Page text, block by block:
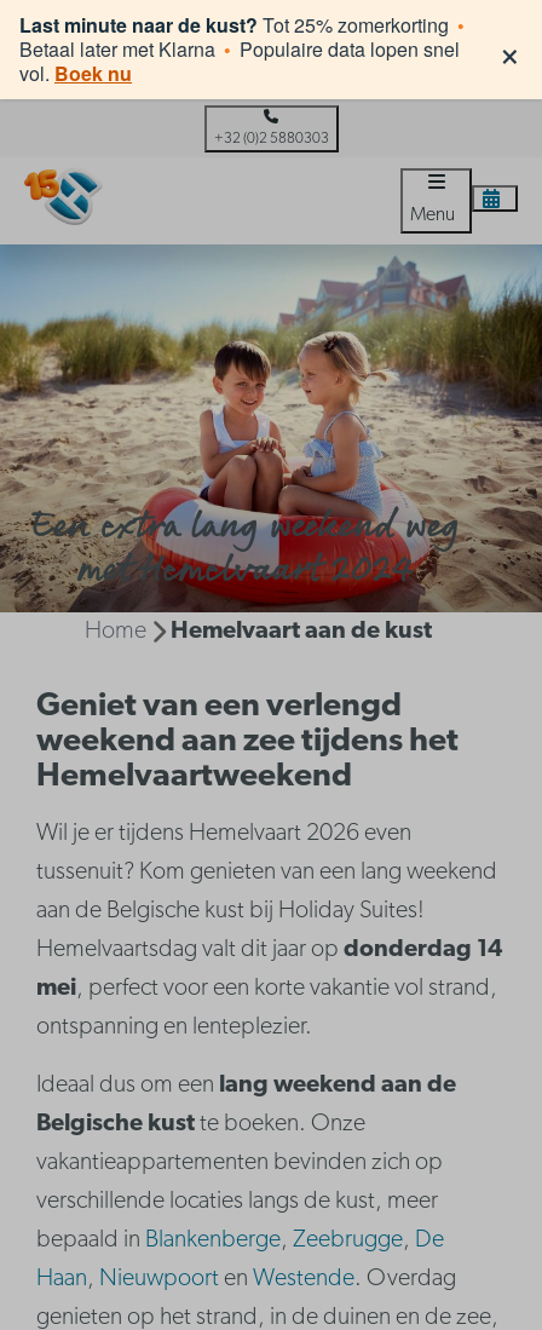
Last minute naar de kust? Tot 25% zomerkorting •
Betaal later met Klarna • Populaire data lopen snel
vol. Boek nu ×
+32 (0)2 5880303
Menu
Een extra lang weekend weg
met Hemelvaart 2024
Home Hemelvaart aan de kust
Geniet van een verlengd
weekend aan zee tijdens het
Hemelvaartweekend
Wil je er tijdens Hemelvaart 2026 even
tussenuit? Kom genieten van een lang weekend
aan de Belgische kust bij Holiday Suites!
Hemelvaartsdag valt dit jaar opdonderdag 14
mei, perfect voor een korte vakantie vol strand,
ontspanning en lenteplezier.
Ideaal dus om een lang weekend aan de
Belgische kust te boeken. Onze
vakantieappartementen bevinden zich op
verschillende locaties langs de kust, meer
bepaald in Blankenberge,Zeebrugge, De
Haan, Nieuwpoort en Westende. Overdag
genieten op het strand, in de duinen en de zee,